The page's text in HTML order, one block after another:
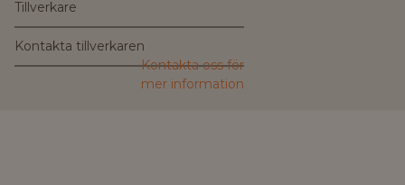
Tillverkare
Kontakta tillverkaren
Kontakta oss för
mer information